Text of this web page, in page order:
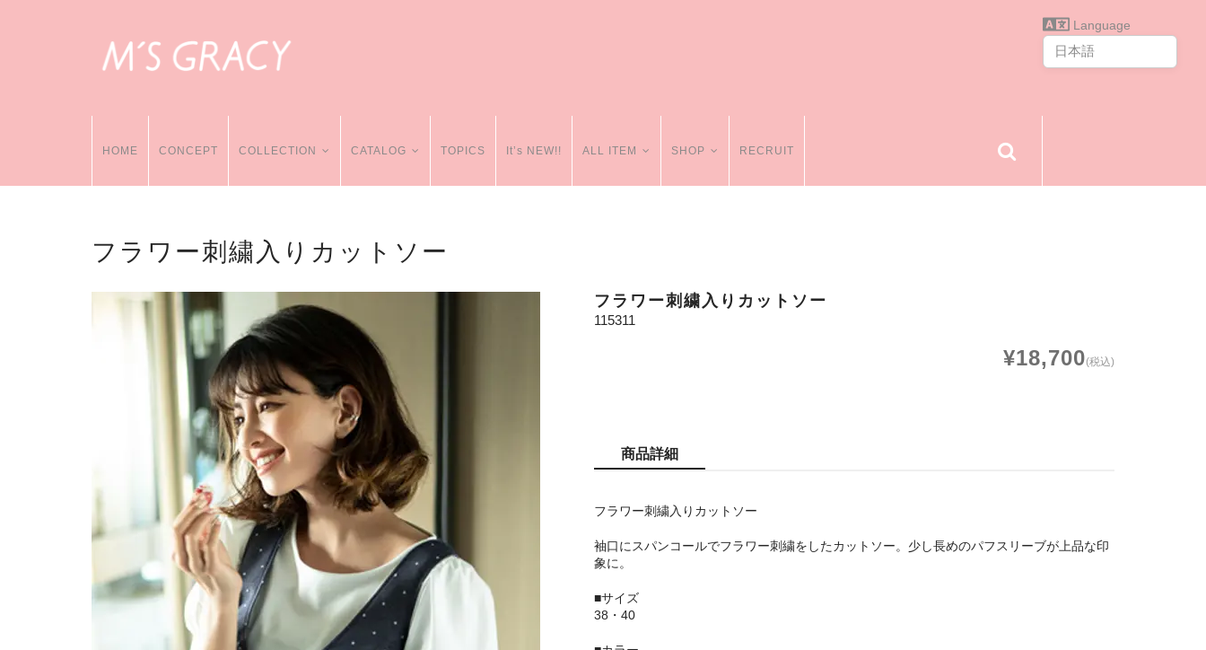
Language
HOME CONCEPT COLLECTION CATALOG TOPICS It’s NEW!! ALL ITEM SHOP RECRUIT
フラワー刺繍入りカットソー
フラワー刺繍入りカットソー
115311
¥18,700(税込)
商品詳細
フラワー刺繍入りカットソー
袖口にスパンコールでフラワー刺繍をしたカットソー。少し長めのパフスリーブが上品な印
象に。
■サイズ
38・40